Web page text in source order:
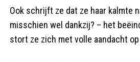
Ook schrijft ze dat ze haar kalmte
misschien wel dankzij? – het
stort ze zich met volle aandacht